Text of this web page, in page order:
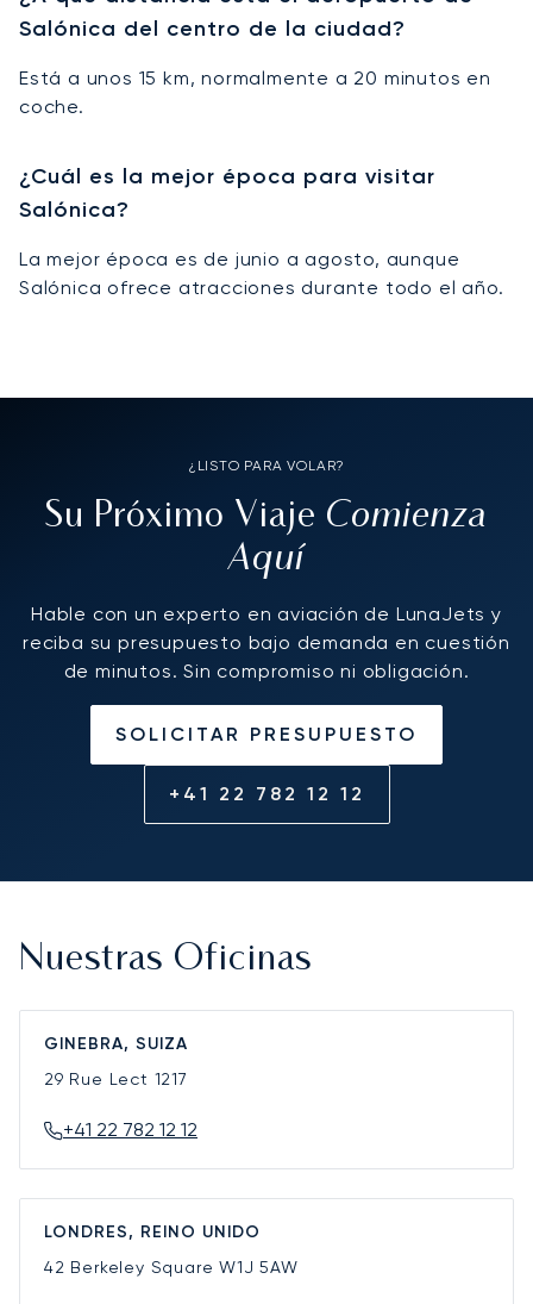
Salónica del centro de la ciudad?
Está a unos 15 km, normalmente a 20 minutos en
coche.
¿Cuál es la mejor época para visitar
Salónica?
La mejor época es de junio a agosto, aunque
Salónica ofrece atracciones durante todo el año.
¿LISTO PARA VOLAR?
Su Próximo Viaje Comienza
Aquí
Hable con un experto en aviación de LunaJets y
reciba su presupuesto bajo demanda en cuestión
de minutos. Sin compromiso ni obligación.
SOLICITAR PRESUPUESTO
+41 22 782 12 12
Nuestras Oficinas
GINEBRA, SUIZA
29 Rue Lect 1217
+41 22 782 12 12
LONDRES, REINO UNIDO
42 Berkeley SquareW1J 5AW